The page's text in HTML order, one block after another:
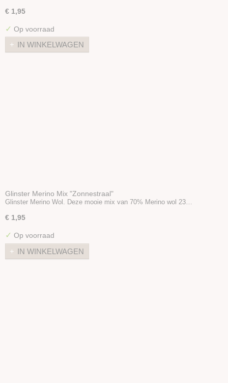
€ 1,95
✓ Op voorraad
IN WINKELWAGEN
Glinster Merino Mix "Zonnestraal"
Glinster Merino Wol. Deze mooie mix van 70% Merino wol 23…
€ 1,95
✓ Op voorraad
IN WINKELWAGEN